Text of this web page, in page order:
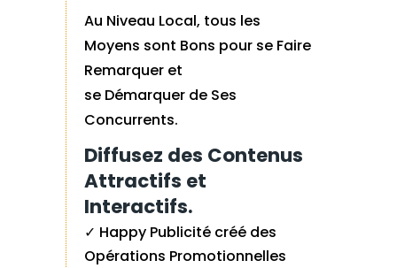
Au Niveau Local, tous les
Moyens sont Bons pour se Faire
Remarquer et
se Démarquer de Ses
Concurrents.
Diffusez des Contenus
Attractifs et
Interactifs.
✓ Happy Publicité créé des
Opérations Promotionnelles